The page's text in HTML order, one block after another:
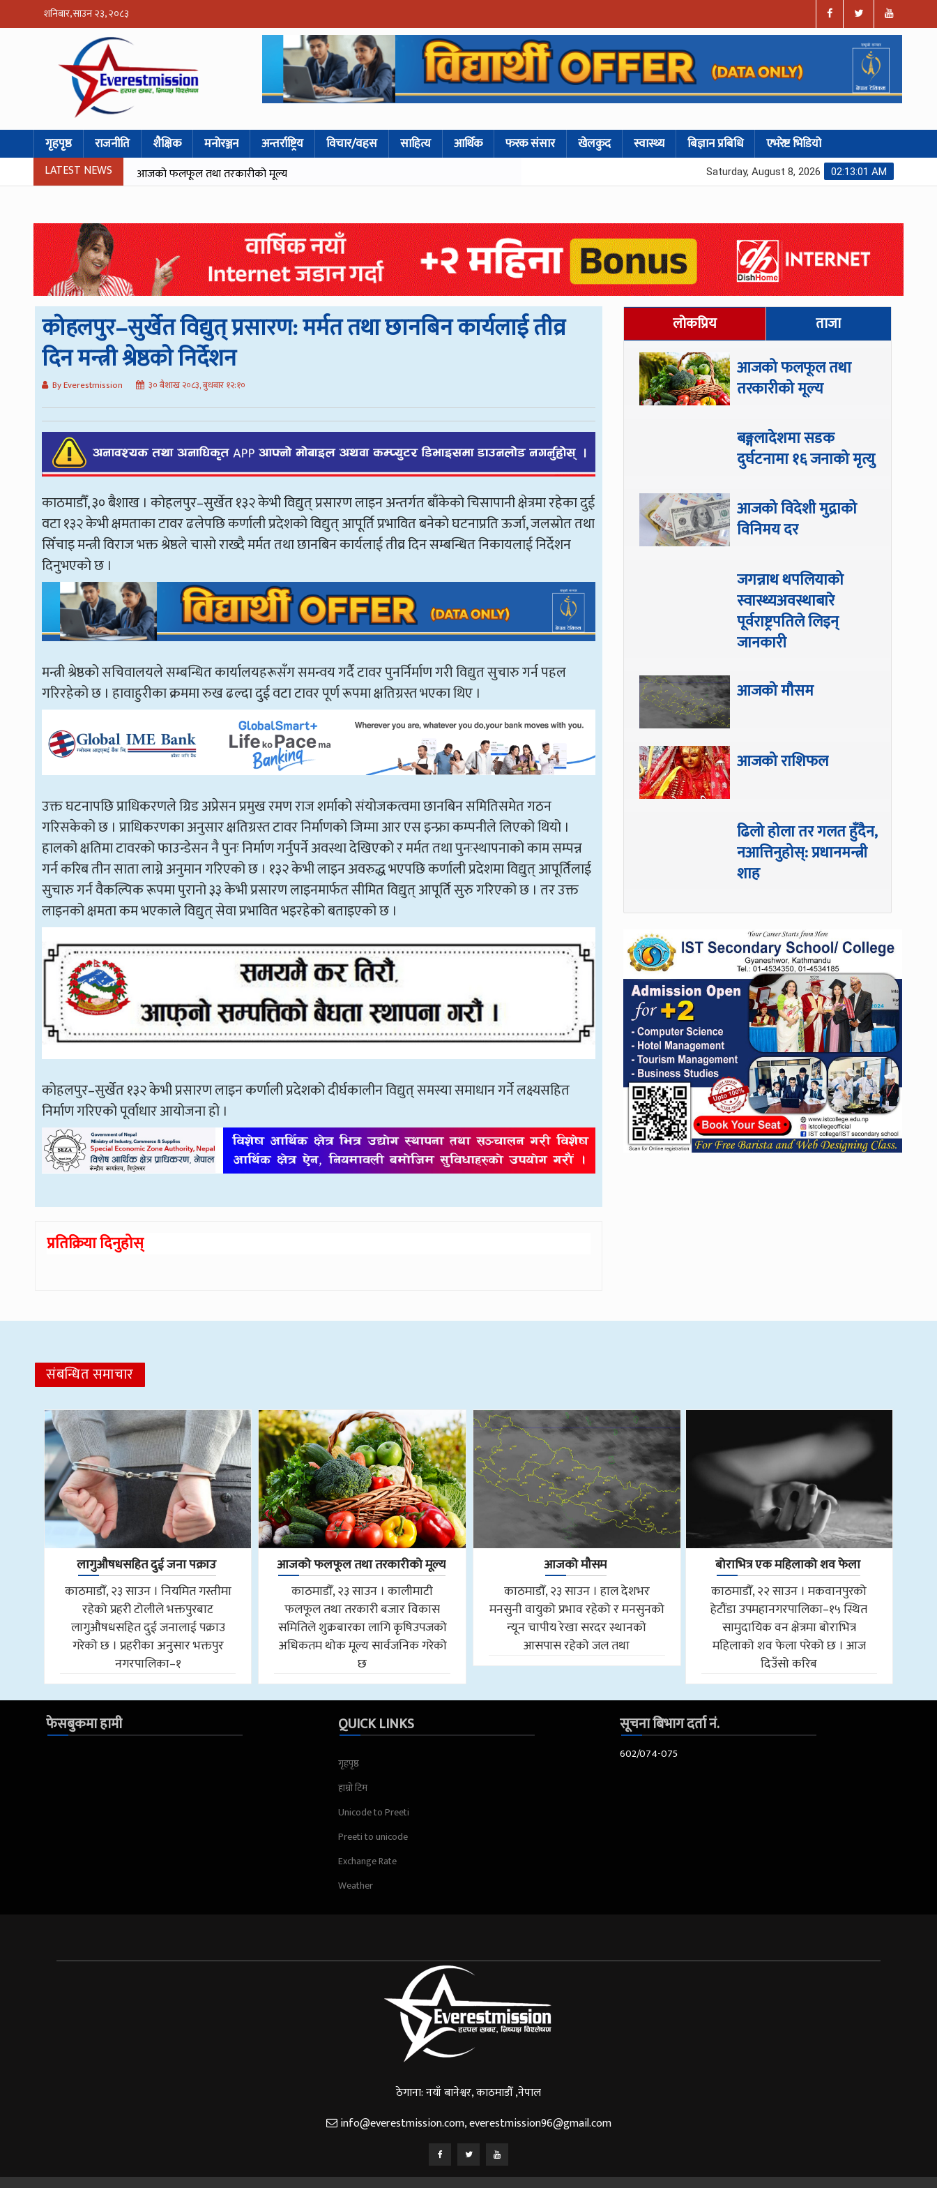
शनिबार, साउन २३, २०८३
गृहपृष्ठ राजनीति शैक्षिक मनोरञ्जन अन्तर्राष्ट्रिय विचार/वहस साहित्य आर्थिक फरक संसार खेलकुद स्वास्थ्य बिज्ञान प्रबिधि एभरेष्ट भिडियो
LATEST NEWS आजको फलफूल तथा तरकारीको मूल्य 02:13:02 AM
Saturday, August 8, 2026
कोहलपुर–सुर्खेत विद्युत् प्रसारण: मर्मत तथा छानबिन कार्यलाई तीव्र
दिन मन्त्री श्रेष्ठकाे निर्देशन
By Everestmission ३० बैशाख २०८३, बुधबार १२:१०
काठमाडौँ, ३० बैशाख । कोहलपुर–सुर्खेत १३२ केभी विद्युत् प्रसारण लाइन अन्तर्गत बाँकेको चिसापानी क्षेत्रमा रहेका दुई
वटा १३२ केभी क्षमताका टावर ढलेपछि कर्णाली प्रदेशको विद्युत् आपूर्ति प्रभावित बनेको घटनाप्रति ऊर्जा, जलस्रोत तथा
सिँचाइ मन्त्री विराज भक्त श्रेष्ठले चासो राख्दै मर्मत तथा छानबिन कार्यलाई तीव्र दिन सम्बन्धित निकायलाई निर्देशन
दिनुभएको छ ।
मन्त्री श्रेष्ठको सचिवालयले सम्बन्धित कार्यालयहरूसँग समन्वय गर्दै टावर पुनर्निर्माण गरी विद्युत सुचारु गर्न पहल
गरिरहेको छ । हावाहुरीका क्रममा रुख ढल्दा दुई वटा टावर पूर्ण रूपमा क्षतिग्रस्त भएका थिए ।
उक्त घटनापछि प्राधिकरणले ग्रिड अप्रेसन प्रमुख रमण राज शर्माको संयोजकत्वमा छानबिन समितिसमेत गठन
गरिसकेको छ । प्राधिकरणका अनुसार क्षतिग्रस्त टावर निर्माणको जिम्मा आर एस इन्फ्रा कम्पनीले लिएको थियो ।
हालको क्षतिमा टावरको फाउन्डेसन नै पुनः निर्माण गर्नुपर्ने अवस्था देखिएको र मर्मत तथा पुनःस्थापनाको काम सम्पन्न
गर्न करिब तीन साता लाग्ने अनुमान गरिएको छ । १३२ केभी लाइन अवरुद्ध भएपछि कर्णाली प्रदेशमा विद्युत् आपूर्तिलाई
सुचारु गर्न वैकल्पिक रूपमा पुरानो ३३ केभी प्रसारण लाइनमार्फत सीमित विद्युत् आपूर्ति सुरु गरिएको छ । तर उक्त
लाइनको क्षमता कम भएकाले विद्युत् सेवा प्रभावित भइरहेको बताइएको छ ।
कोहलपुर–सुर्खेत १३२ केभी प्रसारण लाइन कर्णाली प्रदेशको दीर्घकालीन विद्युत् समस्या समाधान गर्ने लक्ष्यसहित
निर्माण गरिएको पूर्वाधार आयोजना हो ।
प्रतिक्रिया दिनुहोस्
लोकप्रिय ताजा
आजको फलफूल तथा
तरकारीको मूल्य
बङ्गलादेशमा सडक
दुर्घटनामा १६ जनाको मृत्यु
आजको विदेशी मुद्राको
विनिमय दर
जगन्नाथ थपलियाको
स्वास्थ्यअवस्थाबारे
पूर्वराष्ट्रपतिले लिइन्
जानकारी
आजको मौसम
आजको राशिफल
ढिलो होला तर गलत हुँदैन,
नआत्तिनुहोस्: प्रधानमन्त्री
शाह
संबन्धित समाचार
लागुऔषधसहित दुई जना पक्राउ
काठमाडौँ, २३ साउन । नियमित गस्तीमा
रहेको प्रहरी टोलीले भक्तपुरबाट
लागुऔषधसहित दुई जनालाई पक्राउ
गरेको छ । प्रहरीका अनुसार भक्तपुर
नगरपालिका–१
आजको फलफूल तथा तरकारीको मूल्य
काठमाडौँ, २३ साउन । कालीमाटी
फलफूल तथा तरकारी बजार विकास
समितिले शुक्रबारका लागि कृषिउपजको
अधिकतम थोक मूल्य सार्वजनिक गरेको
छ
आजको मौसम
काठमाडौँ, २३ साउन । हाल देशभर
मनसुनी वायुको प्रभाव रहेको र मनसुनको
न्यून चापीय रेखा सरदर स्थानको
आसपास रहेको जल तथा
बोराभित्र एक महिलाको शव फेला
काठमाडौँ, २२ साउन । मकवानपुरको
हेटौंडा उपमहानगरपालिका–१५ स्थित
सामुदायिक वन क्षेत्रमा बोराभित्र
महिलाको शव फेला परेको छ । आज
दिउँसो करिब
फेसबुकमा हामी QUICK LINKS
गृहपृष्ठ
हाम्रो टिम
Unicode to Preeti
Preeti to unicode
Exchange Rate
Weather
सूचना बिभाग दर्ता नं.
602/074-075
ठेगाना: नयाँ बानेश्वर, काठमाडौँ ,नेपाल
info@everestmission.com,everestmission96@gmail.com